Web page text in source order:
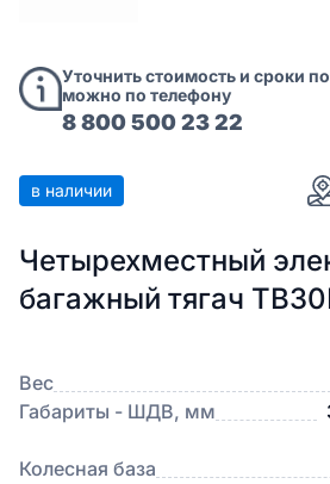
Уточнить стоимость и сроки
можно по телефону
8 800 500 23 22
в наличии
Четырехместный
багажный тягач
Вес
Габариты - ШДВ, мм
Колесная база